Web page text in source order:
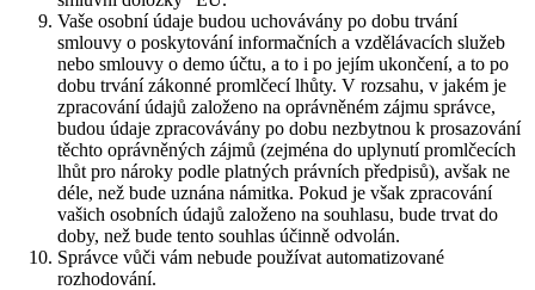
Vaše osobní údaje budou uchovávány po dobu trvání
smlouvy o poskytování informačních a vzdělávacích služeb
nebo smlouvy o demo účtu, a to i po jejím ukončení, a to po
dobu trvání zákonné promlčecí lhůty. V rozsahu, v jakém je
zpracování údajů založeno na oprávněném zájmu správce,
budou údaje zpracovávány po dobu nezbytnou k prosazování
těchto oprávněných zájmů (zejména do uplynutí promlčecích
lhůt pro nároky podle platných právních předpisů), avšak ne
déle, než bude uznána námitka. Pokud je však zpracování
vašich osobních údajů založeno na souhlasu, bude trvat do
doby, než bude tento souhlas účinně odvolán.
Správce vůči vám nebude používat automatizované
rozhodování.